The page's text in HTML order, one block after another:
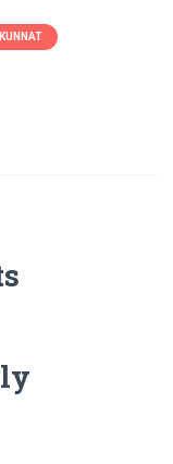
KUNNAT